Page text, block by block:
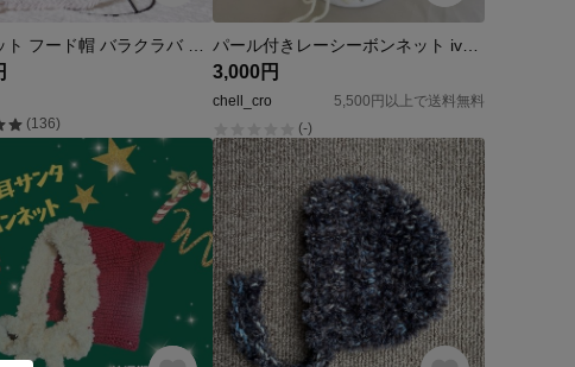
(136)
3,000円
chell_cro
5,500円以上で送料無料
(-)